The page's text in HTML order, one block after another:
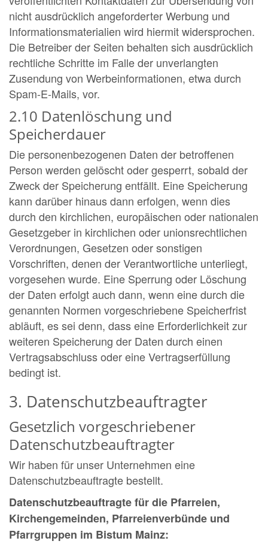
nicht ausdrücklich angeforderter Werbung und
Informationsmaterialien wird hiermit widersprochen.
Die Betreiber der Seiten behalten sich ausdrücklich
rechtliche Schritte im Falle der unverlangten
Zusendung von Werbeinformationen, etwa durch
Spam-E-Mails, vor.
2.10 Datenlöschung und
Speicherdauer
Die personenbezogenen Daten der betroffenen
Person werden gelöscht oder gesperrt, sobald der
Zweck der Speicherung entfällt. Eine Speicherung
kann darüber hinaus dann erfolgen, wenn dies
durch den kirchlichen, europäischen oder nationalen
Gesetzgeber in kirchlichen oder unionsrechtlichen
Verordnungen, Gesetzen oder sonstigen
Vorschriften, denen der Verantwortliche unterliegt,
vorgesehen wurde. Eine Sperrung oder Löschung
der Daten erfolgt auch dann, wenn eine durch die
genannten Normen vorgeschriebene Speicherfrist
abläuft, es sei denn, dass eine Erforderlichkeit zur
weiteren Speicherung der Daten durch einen
Vertragsabschluss oder eine Vertragserfüllung
bedingt ist.
3. Datenschutzbeauftragter
Gesetzlich vorgeschriebener
Datenschutzbeauftragter
Wir haben für unser Unternehmen eine
Datenschutzbeauftragte bestellt.
Datenschutzbeauftragte für die Pfarreien,
Kirchengemeinden, Pfarreienverbünde und
Pfarrgruppen im Bistum Mainz: